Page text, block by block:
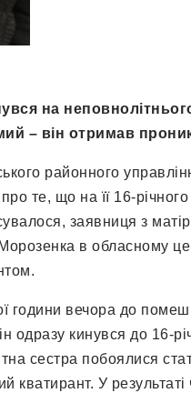
на
– він отримав
районного
те, що на її 16-
заявниця з
в обласному
години вечора до
кинувся до 16-
сестра побоялися
кватирант. У